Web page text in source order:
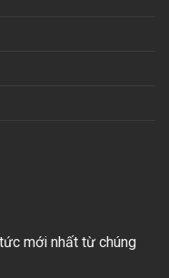
mới nhất từ chúng